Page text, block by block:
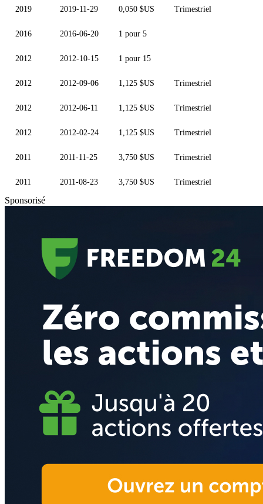
2019 2019-11-29 0,050 $US Trimestriel
2016 2016-06-20 1 pour 5
2012 2012-10-15 1 pour 15
2012 2012-09-06 1,125 $US Trimestriel
2012 2012-06-11 1,125 $US Trimestriel
2012 2012-02-24 1,125 $US Trimestriel
2011 2011-11-25 3,750 $US Trimestriel
2011 2011-08-23 3,750 $US Trimestriel
Sponsorisé